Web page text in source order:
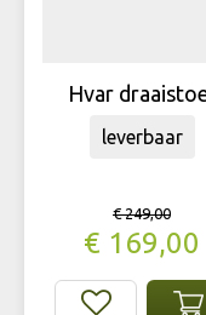
Hvar
€ 249,00
€ 169,00
leverbaar